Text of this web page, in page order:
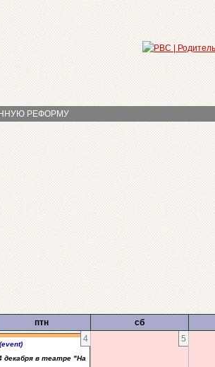
РЕФОРМУ
птн сб
4
(event)
декабря в театре "На
5